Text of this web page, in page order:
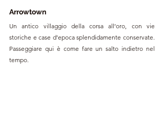
Arrowtown
Un antico villaggio della corsa all’oro, con vie
storiche e case d’epoca splendidamente conservate.
Passeggiare qui è come fare un salto indietro nel
tempo.